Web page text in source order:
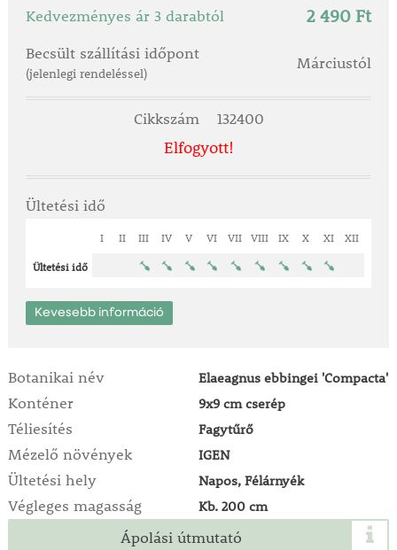
Kedvezményes ár 3 darabtól 2 490 Ft
Becsült szállítási időpont
(jelenlegi rendeléssel)
Márciustól
Cikkszám 132400
Elfogyott!
Ültetési idő
I II III IV V VI VII VIII IX X XI XII
Ültetési idő
Kevesebb információ
Botanikai név Elaeagnus ebbingei 'Compacta'
Konténer 9x9 cm cserép
Téliesítés Fagytűrő
Mézelő növények IGEN
Ültetési hely Napos, Félárnyék
Végleges magasság Kb. 200 cm
Ápolási útmutató